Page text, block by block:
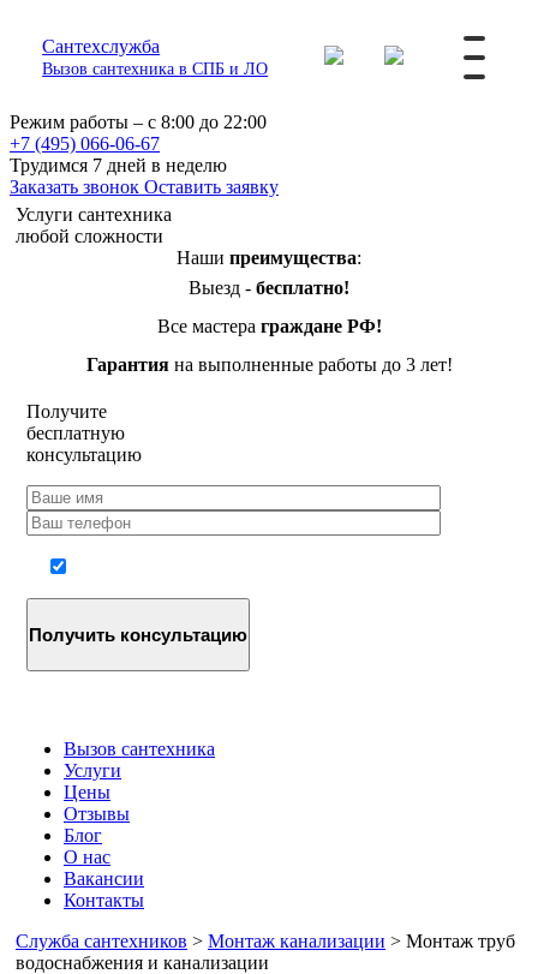
Сантехслужба
Вызов сантехника в СПБ и ЛО
Режим работы – с 8:00 до 22:00
+7 (495) 066-06-67
Трудимся 7 дней в неделю
Заказать звонок Оставить заявку
Услуги сантехника
любой сложности
Наши преимущества:
Выезд - бесплатно!
Все мастера граждане РФ!
Гарантияна выполненные работы до 3 лет!
Получите
бесплатную
консультацию
Вызов сантехника
Услуги
Цены
Отзывы
Блог
О нас
Вакансии
Контакты
Служба сантехников > Монтаж канализации > Монтаж труб
водоснабжения и канализации